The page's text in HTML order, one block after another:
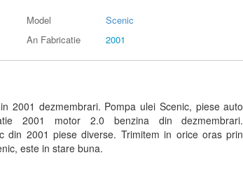
Model
Scenic
An Fabricatie 2001
2001 dezmembrari. Pompa ulei Scenic, piese auto
2001 motor 2.0 benzina din dezmembrari.
din 2001 piese diverse. Trimitem in orice oras prin
este in stare buna.